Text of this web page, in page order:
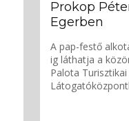
Prokop
Egerben
A pap-festő
ig láthatja a
Palota Turisztikai